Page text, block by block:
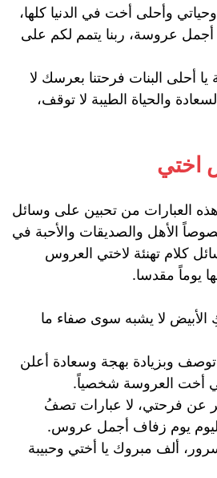
وأحلى أخت في الدنيا كلها،
عروسة، ربنا يتمم لكم على
أحلى البنات فرحتنا بعرسك لا
والحياة الطيبة لا توقف،
اختي
العبارات من تحبين على وسائل
الأهل والصديقات والأحبة في
كلام تهنئة لاختي العروس
يوماً مقدسا.
الأبيض لا يشبه سوى صفاء ما
وبزيادة بهجة وسعادة أعلن
أخت العروسة شخصياً.
عن فرحتي، لا عبارات تصفُ
اليوم يوم زفاف أجمل عروس.
ألف مبروك يا أختي وحبيبة